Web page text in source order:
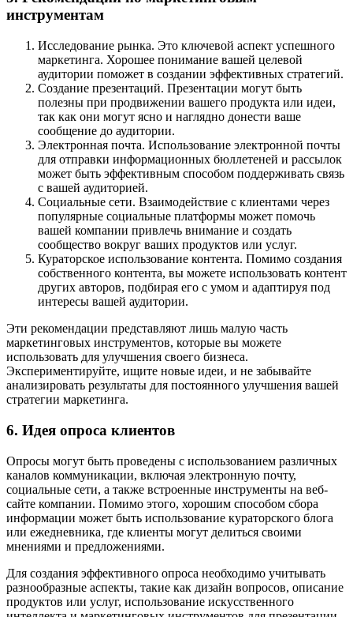
инструментам
Исследование рынка. Это ключевой аспект успешного
маркетинга. Хорошее понимание вашей целевой
аудитории поможет в создании эффективных стратегий.
Создание презентаций. Презентации могут быть
полезны при продвижении вашего продукта или идеи,
так как они могут ясно и наглядно донести ваше
сообщение до аудитории.
Электронная почта. Использование электронной почты
для отправки информационных бюллетеней и рассылок
может быть эффективным способом поддерживать связь
с вашей аудиторией.
Социальные сети. Взаимодействие с клиентами через
популярные социальные платформы может помочь
вашей компании привлечь внимание и создать
сообщество вокруг ваших продуктов или услуг.
Кураторское использование контента. Помимо создания
собственного контента, вы можете использовать контент
других авторов, подбирая его с умом и адаптируя под
интересы вашей аудитории.
Эти рекомендации представляют лишь малую часть
маркетинговых инструментов, которые вы можете
использовать для улучшения своего бизнеса.
Экспериментируйте, ищите новые идеи, и не забывайте
анализировать результаты для постоянного улучшения вашей
стратегии маркетинга.
6. Идея опроса клиентов
Опросы могут быть проведены с использованием различных
каналов коммуникации, включая электронную почту,
социальные сети, а также встроенные инструменты на веб-
сайте компании. Помимо этого, хорошим способом сбора
информации может быть использование кураторского блога
или ежедневника, где клиенты могут делиться своими
мнениями и предложениями.
Для создания эффективного опроса необходимо учитывать
разнообразные аспекты, такие как дизайн вопросов, описание
продуктов или услуг, использование искусственного